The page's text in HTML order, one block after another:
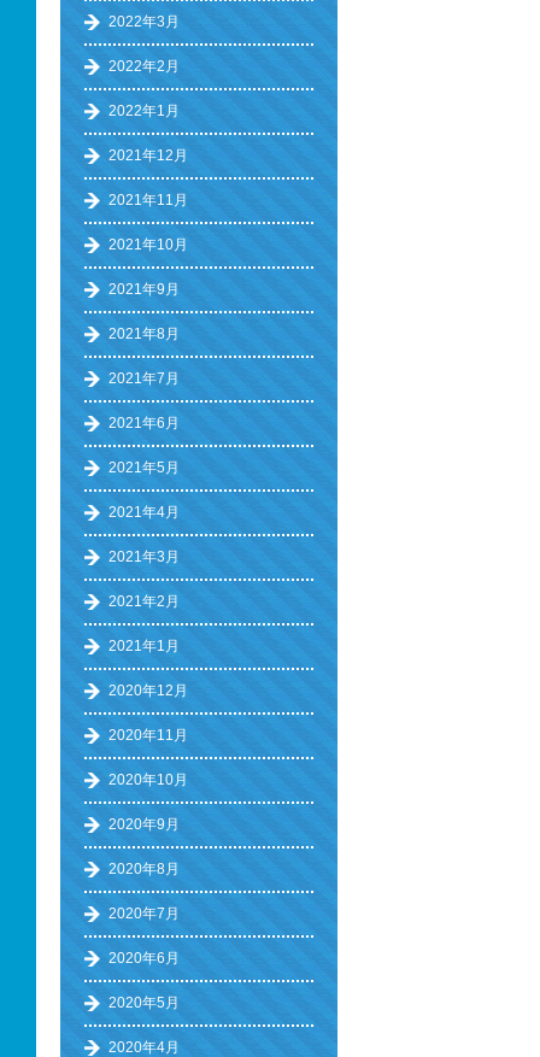
2022年3月
2022年2月
2022年1月
2021年12月
2021年11月
2021年10月
2021年9月
2021年8月
2021年7月
2021年6月
2021年5月
2021年4月
2021年3月
2021年2月
2021年1月
2020年12月
2020年11月
2020年10月
2020年9月
2020年8月
2020年7月
2020年6月
2020年5月
2020年4月